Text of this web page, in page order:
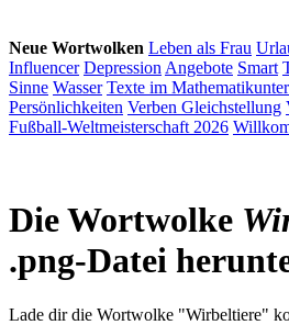
Neue Wortwolken Leben als Frau
Influencer Depression Angebote Smart
Sinne Wasser Texte im
Persönlichkeiten Verben Gleichstellung
Fußball-Weltmeisterschaft 2026
Die Wortwolke
.png-Datei
Lade dir die Wortwolke "Wirbeltiere"